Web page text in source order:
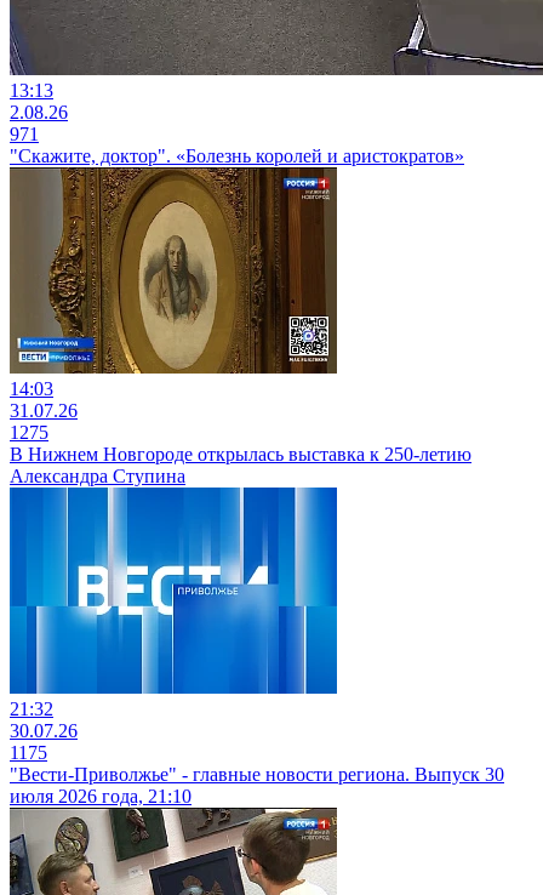
13:13
2.08.26
971
"Скажите, доктор". «Болезнь королей и аристократов»
14:03
31.07.26
1275
В Нижнем Новгороде открылась выставка к 250-летию
Александра Ступина
21:32
30.07.26
1175
"Вести-Приволжье" - главные новости региона. Выпуск 30
июля 2026 года, 21:10